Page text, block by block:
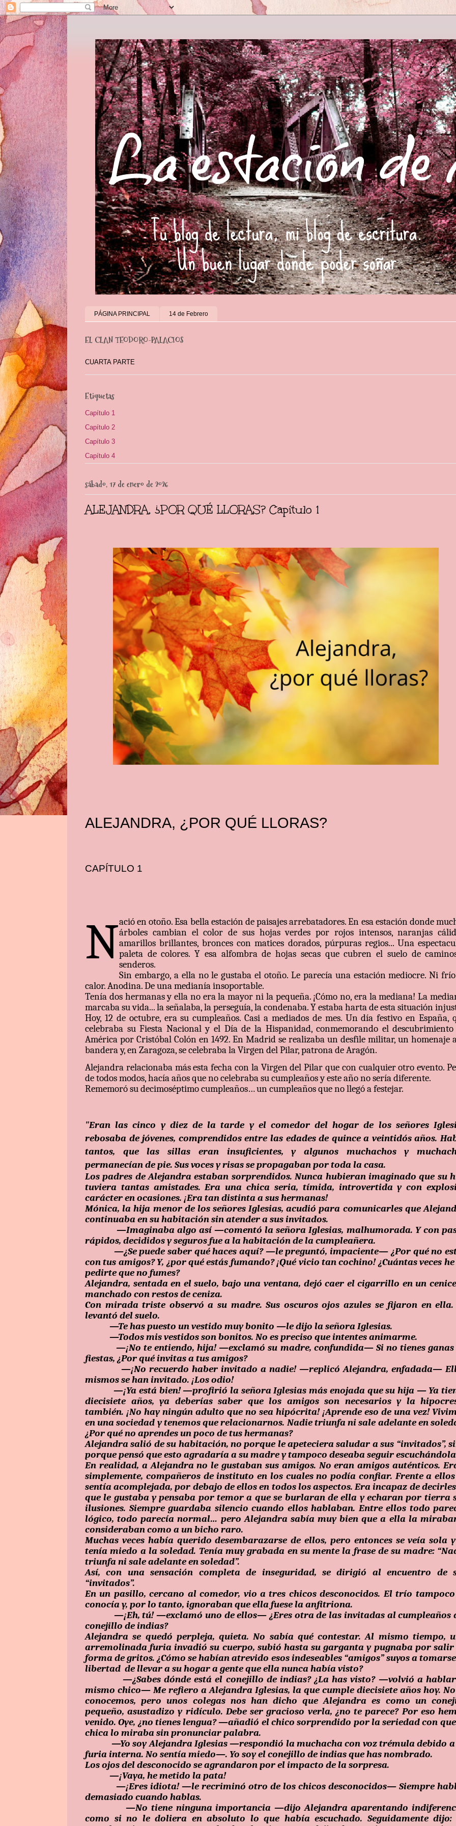
PÁGINA PRINCIPAL 14 de Febrero
EL CLAN TEODORO-PALACIOS
CUARTA PARTE
Etiquetas
Capítulo 1
Capítulo 2
Capítulo 3
Capítulo 4
sábado, 17 de enero de 2026
ALEJANDRA, ¿POR QUÉ LLORAS? Capítulo 1
ALEJANDRA, ¿POR QUÉ LLORAS?
CAPÍTULO 1
Nació en otoño. Esa bella estación de paisajes arrebatadores. En esa estación donde
árboles cambian el color de sus hojas verdes por rojos intensos, naranjas
amarillos brillantes, bronces con matices dorados, púrpuras regios... Una
paleta de colores. Y esa alfombra de hojas secas que cubren el suelo de
senderos.
Sin embargo, a ella no le gustaba el otoño. Le parecía una estación mediocre. Ni
calor. Anodina. De una medianía insoportable.
Tenía dos hermanas y ella no era la mayor ni la pequeña. ¡Cómo no, era la mediana! La
marcaba su vida... la señalaba, la perseguía, la condenaba. Y estaba harta de esta situación
Hoy, 12 de octubre, era su cumpleaños. Casi a mediados de mes. Un día festivo en España,
celebraba su Fiesta Nacional y el Día de la Hispanidad, conmemorando el descubrimiento
América por Cristóbal Colón en 1492. En Madrid se realizaba un desfile militar, un homenaje
bandera y, en Zaragoza, se celebraba la Virgen del Pilar, patrona de Aragón.
Alejandra relacionaba más esta fecha con la Virgen del Pilar que con cualquier otro evento.
de todos modos, hacía años que no celebraba su cumpleaños y este año no sería diferente.
Rememoró su decimoséptimo cumpleaños… un cumpleaños que no llegó a festejar.
"Eran las cinco y diez de la tarde y el comedor del hogar de los señores
rebosaba de jóvenes, comprendidos entre las edades de quince a veintidós años.
tantos, que las sillas eran insuficientes, y algunos muchachos y
permanecían de pie. Sus voces y risas se propagaban por toda la casa.
Los padres de Alejandra estaban sorprendidos. Nunca hubieran imaginado que su
tuviera tantas amistades. Era una chica seria, tímida, introvertida y con
carácter en ocasiones. ¡Era tan distinta a sus hermanas!
Mónica, la hija menor de los señores Iglesias, acudió para comunicarles que
continuaba en su habitación sin atender a sus invitados.
­­—Imaginaba algo así —comentó la señora Iglesias, malhumorada. Y con
rápidos, decididos y seguros fue a la habitación de la cumpleañera.
—¿Se puede saber qué haces aquí? —le preguntó, impaciente— ¿Por qué no
con tus amigos? Y, ¿por qué estás fumando? ¡Qué vicio tan cochino! ¿Cuántas veces he
pedirte que no fumes?
Alejandra, sentada en el suelo, bajo una ventana, dejó caer el cigarrillo en un
manchado con restos de ceniza.
Con mirada triste observó a su madre. Sus oscuros ojos azules se fijaron en ella.
levantó del suelo.
—Te has puesto un vestido muy bonito —le dijo la señora Iglesias.
—Todos mis vestidos son bonitos. No es preciso que intentes animarme.
—¡No te entiendo, hija! —exclamó su madre, confundida— Si no tienes ganas
fiestas, ¿Por qué invitas a tus amigos?
—¡No recuerdo haber invitado a nadie! —replicó Alejandra, enfadada—
mismos se han invitado. ¡Los odio!
—¡Ya está bien! —profirió la señora Iglesias más enojada que su hija — Ya
diecisiete años, ya deberías saber que los amigos son necesarios y la
también. ¡No hay ningún adulto que no sea hipócrita! ¡Aprende eso de una vez!
en una sociedad y tenemos que relacionarnos. Nadie triunfa ni sale adelante en
¿Por qué no aprendes un poco de tus hermanas?
Alejandra salió de su habitación, no porque le apeteciera saludar a sus “invitados”,
porque pensó que esto agradaría a su madre y tampoco deseaba seguir
En realidad, a Alejandra no le gustaban sus amigos. No eran amigos auténticos.
simplemente, compañeros de instituto en los cuales no podía confiar. Frente a ellos
sentía acomplejada, por debajo de ellos en todos los aspectos. Era incapaz de
que le gustaba y pensaba por temor a que se burlaran de ella y echaran por tierra
ilusiones. Siempre guardaba silencio cuando ellos hablaban. Entre ellos todo
lógico, todo parecía normal… pero Alejandra sabía muy bien que a ella la
consideraban como a un bicho raro.
Muchas veces había querido desembarazarse de ellos, pero entonces se veía sola
tenía miedo a la soledad. Tenía muy grabada en su mente la frase de su madre:
triunfa ni sale adelante en soledad”.
Así, con una sensación completa de inseguridad, se dirigió al encuentro de
“invitados”.
En un pasillo, cercano al comedor, vio a tres chicos desconocidos. El trío
conocía y, por lo tanto, ignoraban que ella fuese la anfitriona.
—¡Eh, tú! —exclamó uno de ellos— ¿Eres otra de las invitadas al cumpleaños
conejillo de indias?
Alejandra se quedó perpleja, quieta. No sabía qué contestar. Al mismo tiempo,
arremolinada furia invadió su cuerpo, subió hasta su garganta y pugnaba por salir
forma de gritos. ¿Cómo se habían atrevido esos indeseables “amigos” suyos a
libertad de llevar a su hogar a gente que ella nunca había visto?
—¿Sabes dónde está el conejillo de indias? ¿La has visto? —volvió a
mismo chico— Me refiero a Alejandra Iglesias, la que cumple diecisiete años hoy.
conocemos, pero unos colegas nos han dicho que Alejandra es como un
pequeño, asustadizo y ridículo. Debe ser gracioso verla, ¿no te parece? Por eso
venido. Oye, ¿no tienes lengua? ­—añadió el chico sorprendido por la seriedad con
chica lo miraba sin pronunciar palabra.
—Yo soy Alejandra Iglesias —respondió la muchacha con voz trémula debido a
furia interna. No sentía miedo—. Yo soy el conejillo de indias que has nombrado.
Los ojos del desconocido se agrandaron por el impacto de la sorpresa.
—¡Vaya, he metido la pata!
—¡Eres idiota! —le recriminó otro de los chicos desconocidos— Siempre
demasiado cuando hablas.
—No tiene ninguna importancia —dijo Alejandra aparentando
como si no le doliera en absoluto lo que había escuchado. Seguidamente dijo: